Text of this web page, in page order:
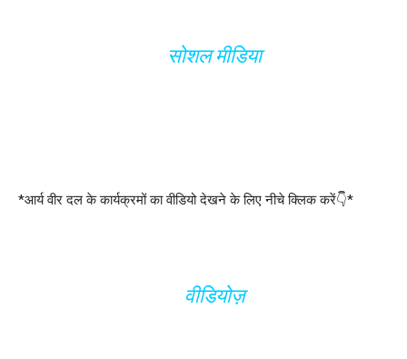
सोशल मीडिया
*आर्य वीर दल के कार्यक्रमों का वीडियो देखने के लिए नीचे क्लिक करें👇*
वीडियोज़